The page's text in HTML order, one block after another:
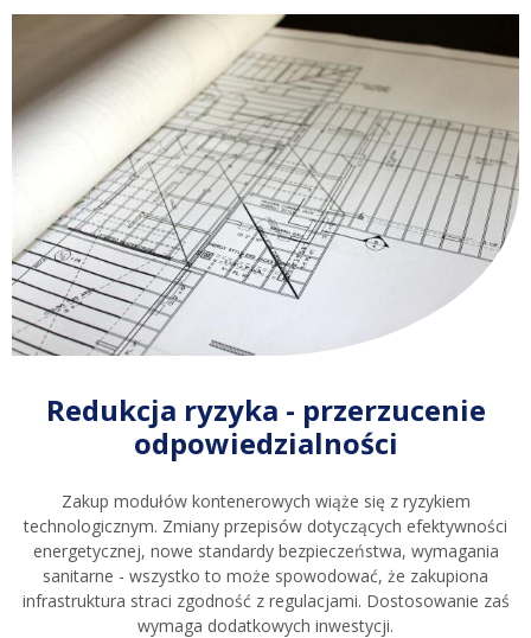
Redukcja ryzyka - przerzucenie
odpowiedzialności
Zakup modułów kontenerowych wiąże się z ryzykiem
technologicznym. Zmiany przepisów dotyczących efektywności
energetycznej, nowe standardy bezpieczeństwa, wymagania
sanitarne - wszystko to może spowodować, że zakupiona
infrastruktura straci zgodność z regulacjami. Dostosowanie zaś
wymaga dodatkowych inwestycji.